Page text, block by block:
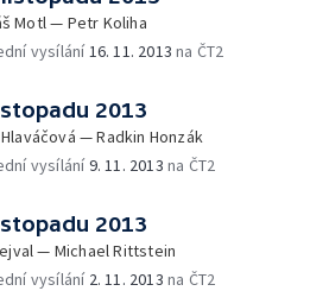
Motl — Petr Koliha
vysílání16. 11. 2013 na ČT2
2013
— Radkin Honzák
vysílání9. 11. 2013 na ČT2
2013
— Michael Rittstein
vysílání 2. 11. 2013 na ČT2